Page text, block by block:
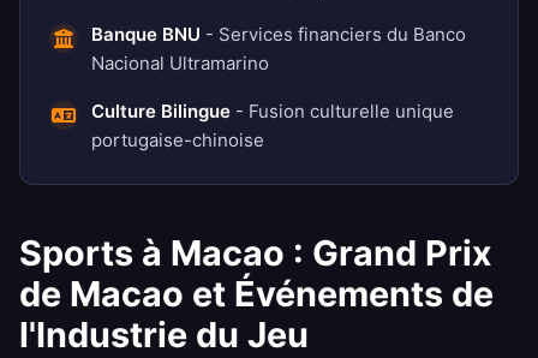
Banque BNU - Services financiers du Banco
Nacional Ultramarino
Culture Bilingue - Fusion culturelle unique
portugaise-chinoise
Sports à Macao : Grand Prix
de Macao et Événements de
l'Industrie du Jeu